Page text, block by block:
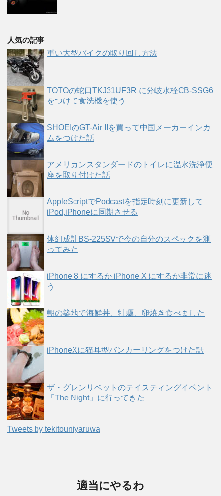
人気の記事
重い大型バイクの取り回し方法
TOTOの蛇口TKJ31UF3R に分岐水栓CB-SSG6
をつけて食洗機を使う
SHOEIのGT-Air IIを買って中国メーカーインカ
ムをつけた話
アメリカンスタンダードのトイレに温水洗浄便
座を取り付けた話
AppleScriptでPodcastを指定時刻に更新して
iPod,iPhoneに同期させる
体組成計BS-225SVで今の自分のスペックを測
ってみた
iPhone 8 にするか iPhone X にするか非常に迷
う
朝の築地で海鮮丼、牡蠣、卵焼き食べました
iPhoneXに猫耳型バンカーリングをつけた話
ザ・グレンリベットのテイスティングイベント
「The Night」に行ってきた
Tweets by tekitouniyaruwa
適当にやるわ